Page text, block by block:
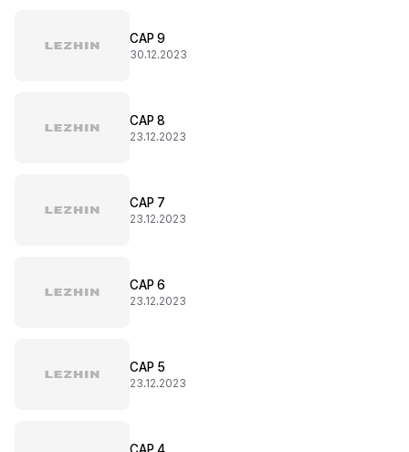
CAP 9
30.12.2023
CAP 8
23.12.2023
CAP 7
23.12.2023
CAP 6
23.12.2023
CAP 5
23.12.2023